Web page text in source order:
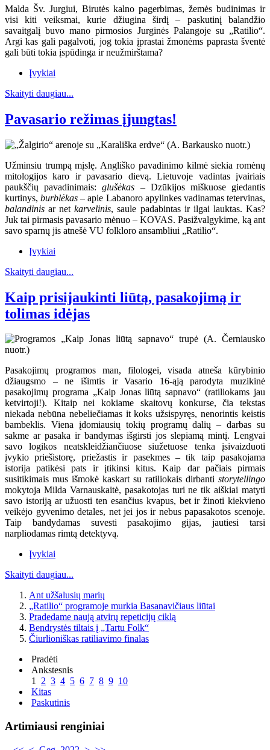
Malda Šv. Jurgiui, Birutės kalno pagerbimas, žemės budinimas ir
visi kiti veiksmai, kurie džiugina širdį – paskutinį balandžio
savaitgalį buvo mano pirmosios Jurginės Palangoje su „Ratilio“.
Argi kas gali pagalvoti, jog tokia įprastai žmonėms paprasta šventė
gali būti tokia įspūdinga ir neužmirštama?
Įvykiai
Skaityti daugiau...
Pavasario režimas įjungtas!
Užminsiu trumpą mįslę. Angliško pavadinimo kilmė siekia romėnų
mitologijos karo ir pavasario dievą. Lietuvoje vadintas įvairiais
paukščių pavadinimais:glušėkas – Dzūkijos miškuose giedantis
kurtinys,burblėkas– apie Labanoro apylinkes vadinamas tetervinas,
balandinisar netkarvelinis, saule padabintas ir ilgai lauktas. Kas?
Juk tai pirmasis pavasario mėnuo – KOVAS. Pasižvalgykime, ką ant
savo sparnų jis atnešė VU folkloro ansambliui „Ratilio“.
Įvykiai
Skaityti daugiau...
Kaip prisijaukinti liūtą, pasakojimą ir
tolimas idėjas
Pasakojimų programos man, filologei, visada atneša kūrybinio
džiaugsmo – ne išimtis ir Vasario 16-ąją parodyta muzikinė
pasakojimų programa „Kaip Jonas liūtą sapnavo“ (ratiliokams jau
ketvirtoji!). Kitaip nei kokiame skaitovų konkurse, čia tekstas
niekada nebūna nebeliečiamas it koks užsispyręs, nenorintis keistis
bambeklis. Viena įdomiausių tokių programų dalių – darbas su
sakme ar pasaka ir bandymas išgirsti jos slepiamą mintį. Lengvai
savo logikos neatskleidžiančiuose siužetuose tenka įsivaizduoti
įvykio priešistorę, priežastis ir pasekmes – tik taip pasakojama
istorija patikėsi pats ir įtikinsi kitus. Kaip dar pačiais pirmais
susitikimais mus išmokė kaskart su ratiliokais dirbanti storytellingo
mokytoja Milda Varnauskaitė, pasakotojas turi ne tik aiškiai matyti
savo istoriją ar užuosti ten esančius kvapus, bet ir žinoti kiekvieno
veikėjo gyvenimo detales, net jei jos ir nebus papasakotos scenoje.
Taip bandydamas suvesti pasakojimo gijas, jautiesi tarsi
narpliodamas rimtą detektyvą.
Įvykiai
Skaityti daugiau...
Ant užšalusių marių
„Ratilio“ programoje murkia Basanavičiaus liūtai
Pradedame naują atvirų repeticijų ciklą
Bendrystės tiltais į „Tartu Folk“
Čiurlioniškas ratiliavimo finalas
Pradėti
Ankstesnis
1 2 3 4 5 6 7 8 9 10
Kitas
Paskutinis
Artimiausi renginiai